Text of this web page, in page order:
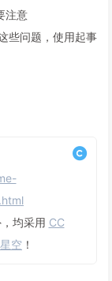
注意
些问题，使用起事
均采用 CC
星空 ！